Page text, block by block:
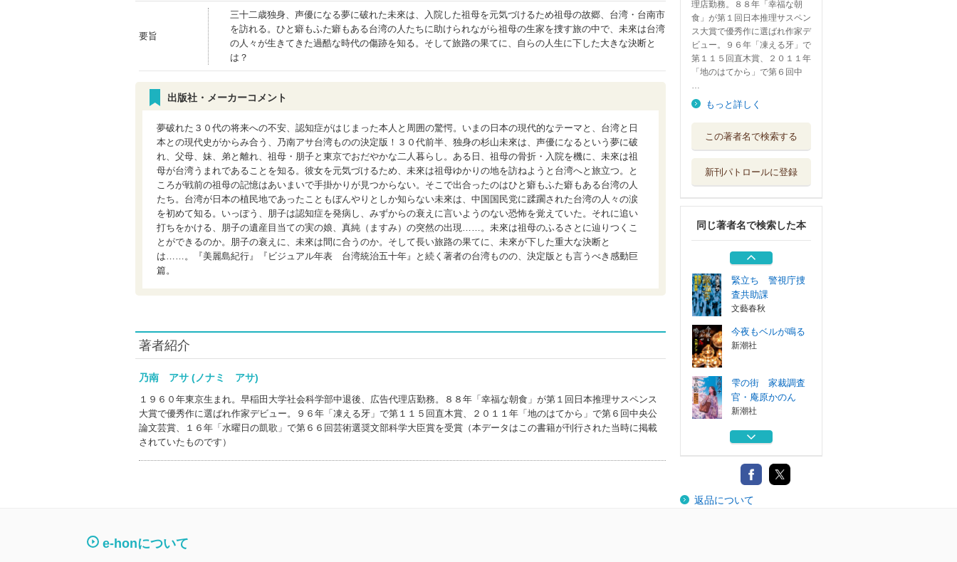
要旨
三十二歳独身、声優になる夢に破れた未來は、入院した祖母を元気づけるため祖母の故郷、台湾・台南市
を訪れる。ひと癖もふた癖もある台湾の人たちに助けられながら祖母の生家を捜す旅の中で、未來は台湾
の人々が生きてきた過酷な時代の傷跡を知る。そして旅路の果てに、自らの人生に下した大きな決断と
は？
出版社・メーカーコメント
夢破れた３０代の将来への不安、認知症がはじまった本人と周囲の驚愕。いまの日本の現代的なテーマと、台湾と日
本との現代史がからみ合う、乃南アサ台湾ものの決定版！３０代前半、独身の杉山未來は、声優になるという夢に破
れ、父母、妹、弟と離れ、祖母・朋子と東京でおだやかな二人暮らし。ある日、祖母の骨折・入院を機に、未來は祖
母が台湾うまれであることを知る。彼女を元気づけるため、未來は祖母ゆかりの地を訪ねようと台湾へと旅立つ。と
ころが戦前の祖母の記憶はあいまいで手掛かりが見つからない。そこで出合ったのはひと癖もふた癖もある台湾の人
たち。台湾が日本の植民地であったこともぼんやりとしか知らない未來は、中国国民党に蹂躙された台湾の人々の涙
を初めて知る。いっぽう、朋子は認知症を発病し、みずからの衰えに言いようのない恐怖を覚えていた。それに追い
打ちをかける、朋子の遺産目当ての実の娘、真純（ますみ）の突然の出現……。未來は祖母のふるさとに辿りつくこ
とができるのか。朋子の衰えに、未來は間に合うのか。そして長い旅路の果てに、未來が下した重大な決断と
は……。『美麗島紀行』『ビジュアル年表 台湾統治五十年』と続く著者の台湾ものの、決定版とも言うべき感動巨
篇。
著者紹介
乃南 アサ (ノナミ アサ)
１９６０年東京生まれ。早稲田大学社会科学部中退後、広告代理店勤務。８８年「幸福な朝食」が第１回日本推理サスペンス
大賞で優秀作に選ばれ作家デビュー。９６年「凍える牙」で第１１５回直木賞、２０１１年「地のはてから」で第６回中央公
論文芸賞、１６年「水曜日の凱歌」で第６６回芸術選奨文部科学大臣賞を受賞（本データはこの書籍が刊行された当時に掲載
されていたものです）
理店勤務。８８年「幸福な朝
食」が第１回日本推理サスペン
ス大賞で優秀作に選ばれ作家デ
ビュー。９６年「凍える牙」で
第１１５回直木賞、２０１１年
「地のはてから」で第６回中
…
もっと詳しく
この著者名で検索する
新刊パトロールに登録
同じ著者名で検索した本
官・庵原かのん
殺意はないけど
犬棒日記 続
双葉社
緊立ち 警視庁捜
査共助課
文藝春秋
今夜もベルが鳴る
新潮社
雫の街 家裁調査
官・庵原かのん
新潮社
殺意はないけど
犬棒日記 続
双葉社
返品について
e-honについて